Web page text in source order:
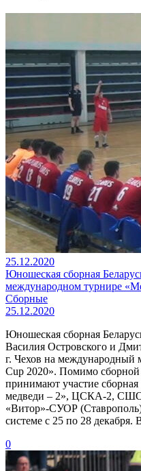
25.12.2020
Юношеская сборная
международном турнире
Сборные
25.12.2020
Юношеская сборная
Василия Островского и
г. Чехов на
Cup 2020». Помимо сборной
принимают участие
медведи – 2», ЦСКА-2,
«Витор»-СУОР
системе с 25 по 28
0